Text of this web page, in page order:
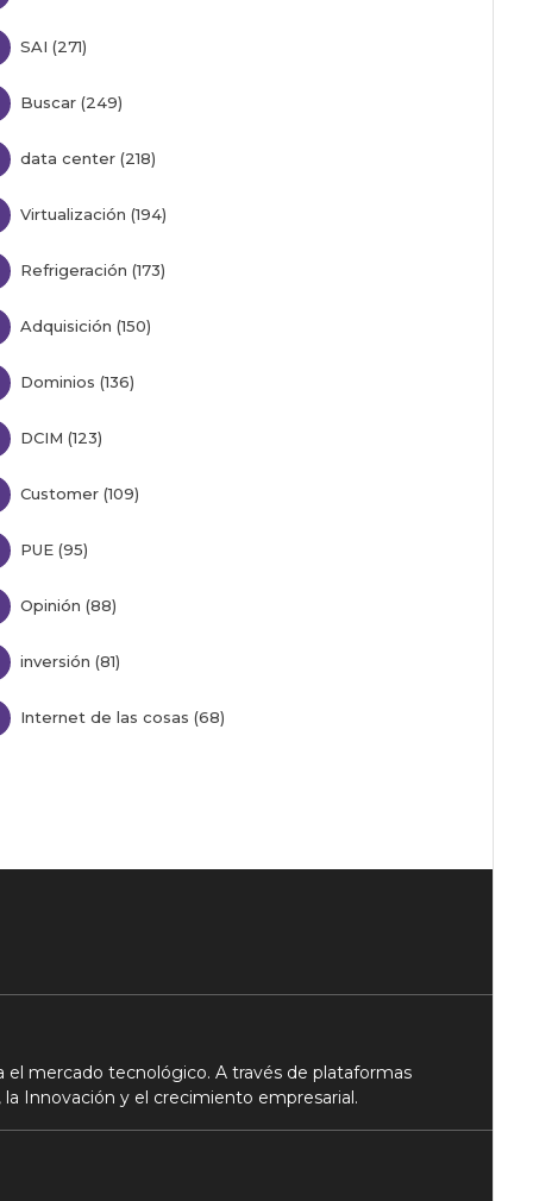
SAI (271)
Buscar (249)
data center (218)
Virtualización (194)
Refrigeración (173)
Adquisición (150)
Dominios (136)
DCIM (123)
Customer (109)
PUE (95)
Opinión (88)
inversión (81)
Internet de las cosas (68)
mercado tecnológico. A través de plataformas
Innovación y el crecimiento empresarial.